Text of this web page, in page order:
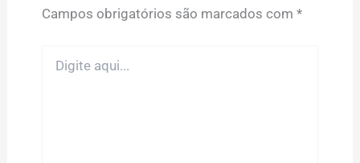
Campos obrigatórios são marcados com *
aqui...